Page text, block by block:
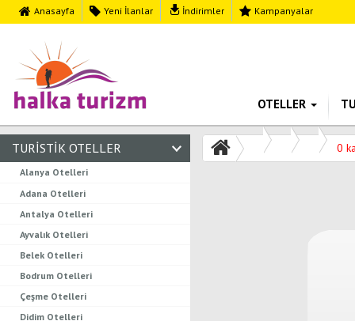
Anasayfa Yeni İlanlar İndirimler Kampanyalar
OTELLER
TURISTIK OTELLER
Alanya Otelleri
Adana Otelleri
Antalya Otelleri
Ayvalık Otelleri
Belek Otelleri
Bodrum Otelleri
Çeşme Otelleri
Didim Otelleri
0